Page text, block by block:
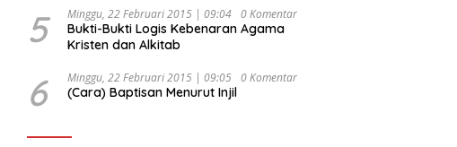
5 Minggu, 22 Februari 2015 | 09:04 0 Komentar
Bukti-Bukti Logis Kebenaran Agama
Kristen dan Alkitab
6 Minggu, 22 Februari 2015 | 09:05 0 Komentar
(Cara) Baptisan Menurut Injil